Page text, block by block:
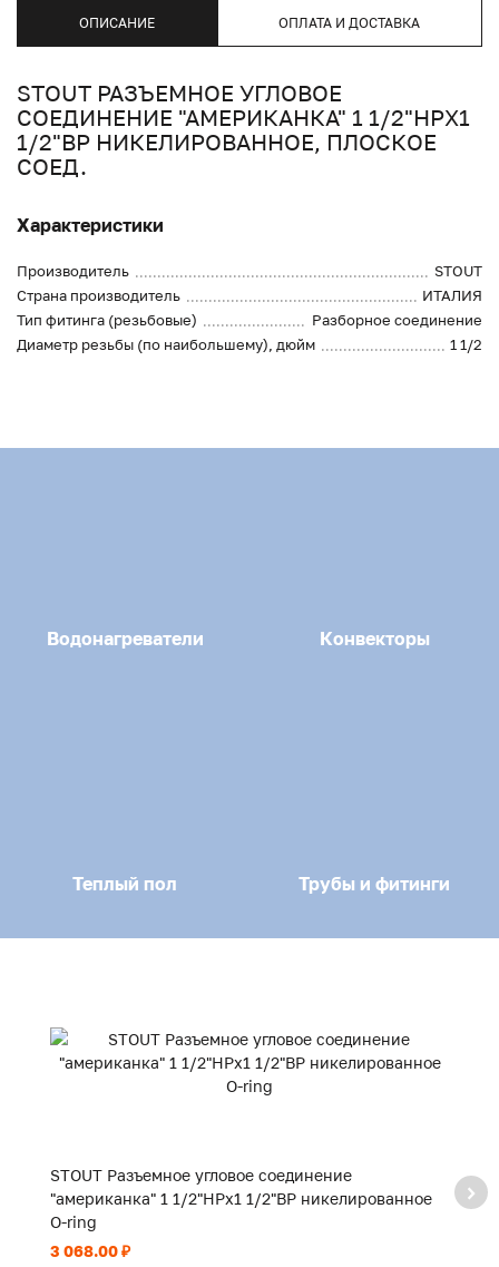
ОПИСАНИЕ ОПЛАТА И ДОСТАВКА
STOUT РАЗЪЕМНОЕ УГЛОВОЕ
СОЕДИНЕНИЕ "АМЕРИКАНКА" 1 1/2"НРX1
1/2"ВР НИКЕЛИРОВАННОЕ, ПЛОСКОЕ
СОЕД.
Характеристики
Производитель
STOUT
Страна производитель
ИТАЛИЯ
Тип фитинга (резьбовые)
Разборное соединение
Диаметр резьбы (по наибольшему), дюйм
1 1/2
Водонагреватели Конвекторы
Теплый пол Трубы и фитинги
STOUT Разъемное угловое соединение
"американка" 1 1/2"НРx1 1/2"ВР никелированное
O-ring
3 068.00 ₽